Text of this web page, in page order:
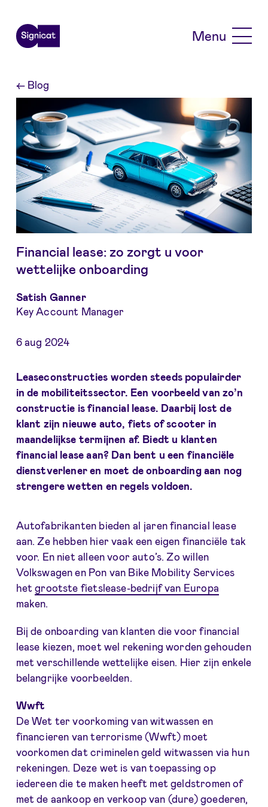
Menu
←Blog
Satish Ganner
Key Account Manager
6 aug 2024
Financial lease: zo zorgt u voor
wettelijke onboarding
Leaseconstructies worden steeds populairder
in de mobiliteitssector. Een voorbeeld van zo’n
constructie is financial lease. Daarbij lost de
klant zijn nieuwe auto, fiets of scooter in
maandelijkse termijnen af. Biedt u klanten
financial lease aan? Dan bent u een financiële
dienstverlener en moet de onboarding aan nog
strengere wetten en regels voldoen.
Autofabrikanten bieden al jaren financial lease
aan. Ze hebben hier vaak een eigen financiële tak
voor. En niet alleen voor auto’s. Zo willen
Volkswagen en Pon van Bike Mobility Services
hetgrootste fietslease-bedrijf van Europa
maken.
Bij de onboarding van klanten die voor financial
lease kiezen, moet wel rekening worden gehouden
met verschillende wettelijke eisen. Hier zijn enkele
belangrijke voorbeelden.
Wwft
De Wet ter voorkoming van witwassen en
financieren van terrorisme (Wwft) moet
voorkomen dat criminelen geld witwassen via hun
rekeningen. Deze wet is van toepassing op
iedereen die te maken heeft met geldstromen of
met de aankoop en verkoop van (dure) goederen,